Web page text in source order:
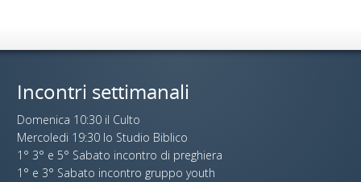
Incontri settimanali
Domenica 10:30 il Culto
Mercoledi 19:30 lo Studio Biblico
1° 3° e 5° Sabato incontro di preghiera
1° e 3° Sabato incontro gruppo youth